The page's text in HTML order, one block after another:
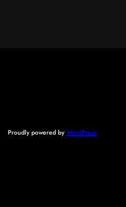
Proudly powered by WordPress